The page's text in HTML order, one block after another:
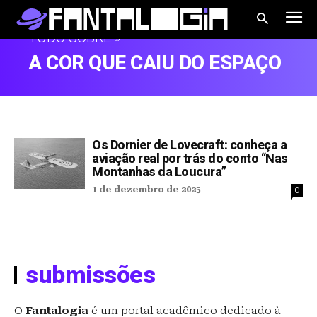
TUDO SOBRE »
A COR QUE CAIU DO ESPAÇO
Os Dornier de Lovecraft: conheça a
aviação real por trás do conto “Nas
Montanhas da Loucura”
1 de dezembro de 2025 0
submissões
O Fantalogia é um portal acadêmico dedicado à